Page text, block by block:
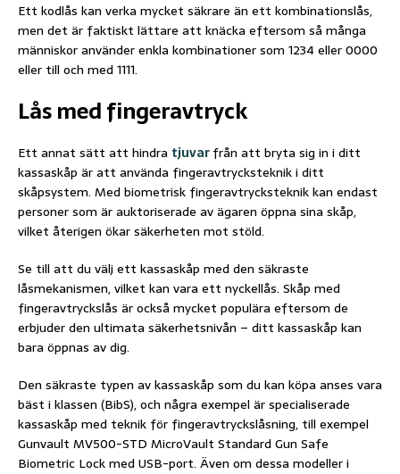
Ett kodlås kan verka mycket säkrare än ett kombinationslås,
men det är faktiskt lättare att knäcka eftersom så många
människor använder enkla kombinationer som 1234 eller 0000
eller till och med 1111.
Lås med fingeravtryck
Ett annat sätt att hindra tjuvarfrån att bryta sig in i ditt
kassaskåp är att använda fingeravtrycksteknik i ditt
skåpsystem. Med biometrisk fingeravtrycksteknik kan endast
personer som är auktoriserade av ägaren öppna sina skåp,
vilket återigen ökar säkerheten mot stöld.
Se till att du välj ett kassaskåp med den säkraste
låsmekanismen, vilket kan vara ett nyckellås. Skåp med
fingeravtryckslås är också mycket populära eftersom de
erbjuder den ultimata säkerhetsnivån – ditt kassaskåp kan
bara öppnas av dig.
Den säkraste typen av kassaskåp som du kan köpa anses vara
bäst i klassen (BibS), och några exempel är specialiserade
kassaskåp med teknik för fingeravtryckslåsning, till exempel
Gunvault MV500-STD MicroVault Standard Gun Safe
Biometric Lock med USB-port. Även om dessa modeller i